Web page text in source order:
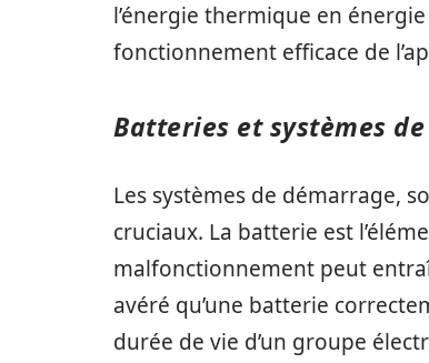
l’énergie thermique en
fonctionnement efficace de
Batteries et systèmes
Les systèmes de démarrage,
cruciaux. La batterie est
malfonctionnement peut
avéré qu’une batterie
durée de vie d’un groupe